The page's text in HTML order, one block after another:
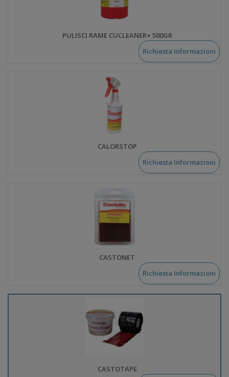
PULISCI RAME CUCLEANER+ 500GR
Richiesta Informazioni
CALORSTOP
Richiesta Informazioni
CASTONET
Richiesta Informazioni
CASTOTAPE